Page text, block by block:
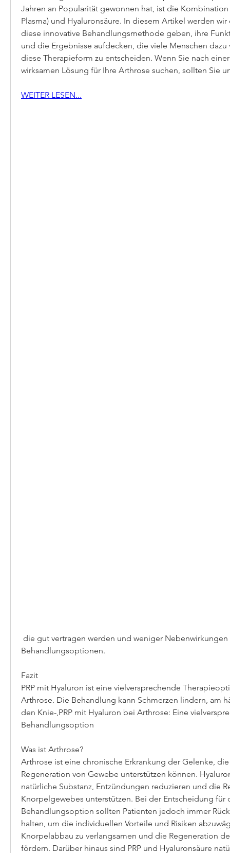
Jahren an Popularität gewonnen hat, ist die Kombination
Plasma) und Hyaluronsäure. In diesem Artikel werden
diese innovative Behandlungsmethode geben, ihre
und die Ergebnisse aufdecken, die viele Menschen dazu
diese Therapieform zu entscheiden. Wenn Sie nach
wirksamen Lösung für Ihre Arthrose suchen, sollten Sie
WEITER LESEN...
Behandlungsoptionen.
Fazit
PRP mit Hyaluron ist eine vielversprechende
Arthrose. Die Behandlung kann Schmerzen lindern, am
den Knie-,PRP mit Hyaluron bei Arthrose: Eine
Behandlungsoption
Was ist Arthrose?
Arthrose ist eine chronische Erkrankung der Gelenke,
Regeneration von Gewebe unterstützen können.
natürliche Substanz, Entzündungen reduzieren und die
Knorpelgewebes unterstützen. Bei der Entscheidung für
Behandlungsoption sollten Patienten jedoch immer
halten, um die individuellen Vorteile und Risiken
Knorpelabbau zu verlangsamen und die Regeneration
fördern. Darüber hinaus sind PRP und Hyaluronsäure